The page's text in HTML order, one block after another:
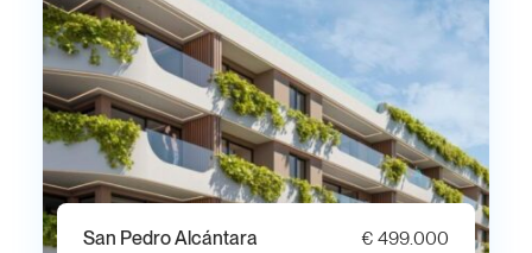
San Pedro Alcántara
€ 499.000